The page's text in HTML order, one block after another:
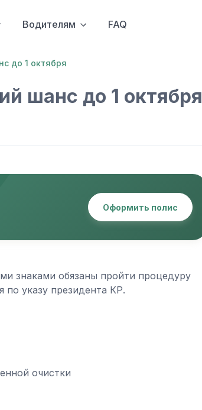
Водителям FAQ
до 1 октября
шанс до 1 октября
Оформить полис
знаками обязаны пройти процедуру
по указу президента КР.
очистки